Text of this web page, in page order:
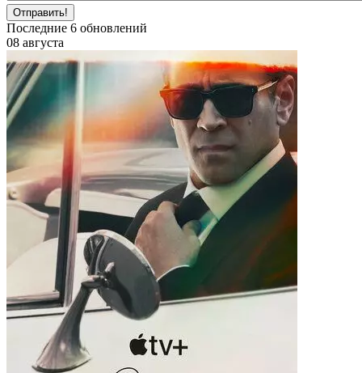
Отправить!
Последние 6 обновлений
08 августа